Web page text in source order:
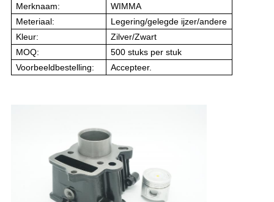
Merknaam:
WIMMA
Meteriaal:
Legering/gelegde ijzer/andere
Kleur:
Zilver/Zwart
MOQ:
500 stuks per stuk
Voorbeeldbestelling:
Accepteer.